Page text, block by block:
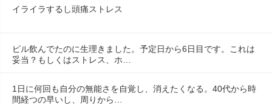
イライラするし頭痛ストレス
ピル飲んでたのに生理きました。予定日から6日目です。これは
妥当？もしくはストレス、ホ…
1日に何回も自分の無能さを自覚し、消えたくなる。40代から時
間経つの早いし、周りから…